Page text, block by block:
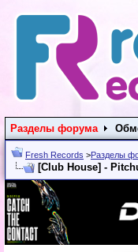
Разделы форума
Fresh Records >Разделы
[Club House] -